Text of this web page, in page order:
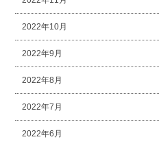
2022年10月
2022年9月
2022年8月
2022年7月
2022年6月